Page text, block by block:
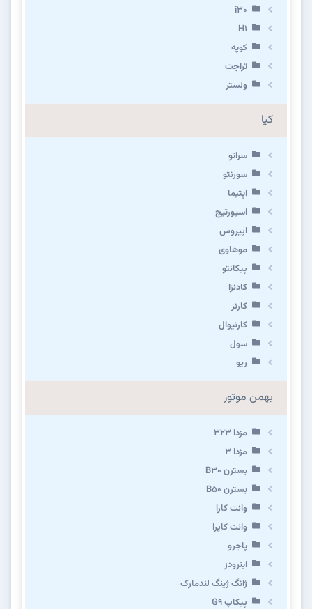
i30
H1
کوپه
تراجت
ولستر
کیا
سراتو
سورنتو
اپتیما
اسپورتیج
اپیروس
موهاوی
پیکانتو
کادنزا
کارنز
کارنیوال
سول
ریو
بهمن موتور
مزدا ۳۲۳
مزدا ۳
بسترن B۳۰
بسترن B۵۰
وانت کارا
وانت کاپرا
پاجرو
اینرودز
ژانگ ژینگ لندمارک
پیکاپ G۹